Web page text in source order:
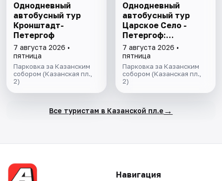
Однодневный
автобусный тур
Кронштадт-
Петергоф
7 августа 2026 •
пятница
Парковка за Казанским
собором (Казанская пл.,
2)
Однодневный
автобусный тур
Царское Село -
Петергоф:
"Янтарная комната
и Фонтаны
Петергофа за 1
день"
7 августа 2026 •
пятница
Парковка за Казанским
собором (Казанская пл.,
2)
Все туристам в Казанской пл.е →
Навигация